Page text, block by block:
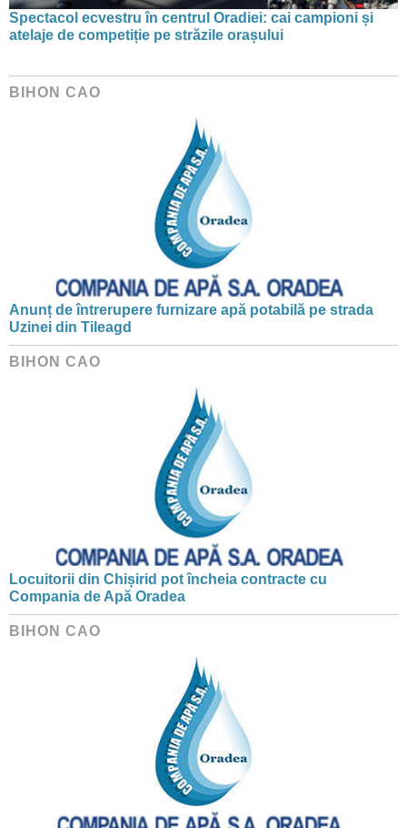
Spectacol ecvestru în centrul Oradiei: cai campioni și
atelaje de competiție pe străzile orașului
BIHON CAO
Anunț de întrerupere furnizare apă potabilă pe strada
Uzinei din Tileagd
BIHON CAO
Locuitorii din Chișirid pot încheia contracte cu
Compania de Apă Oradea
BIHON CAO